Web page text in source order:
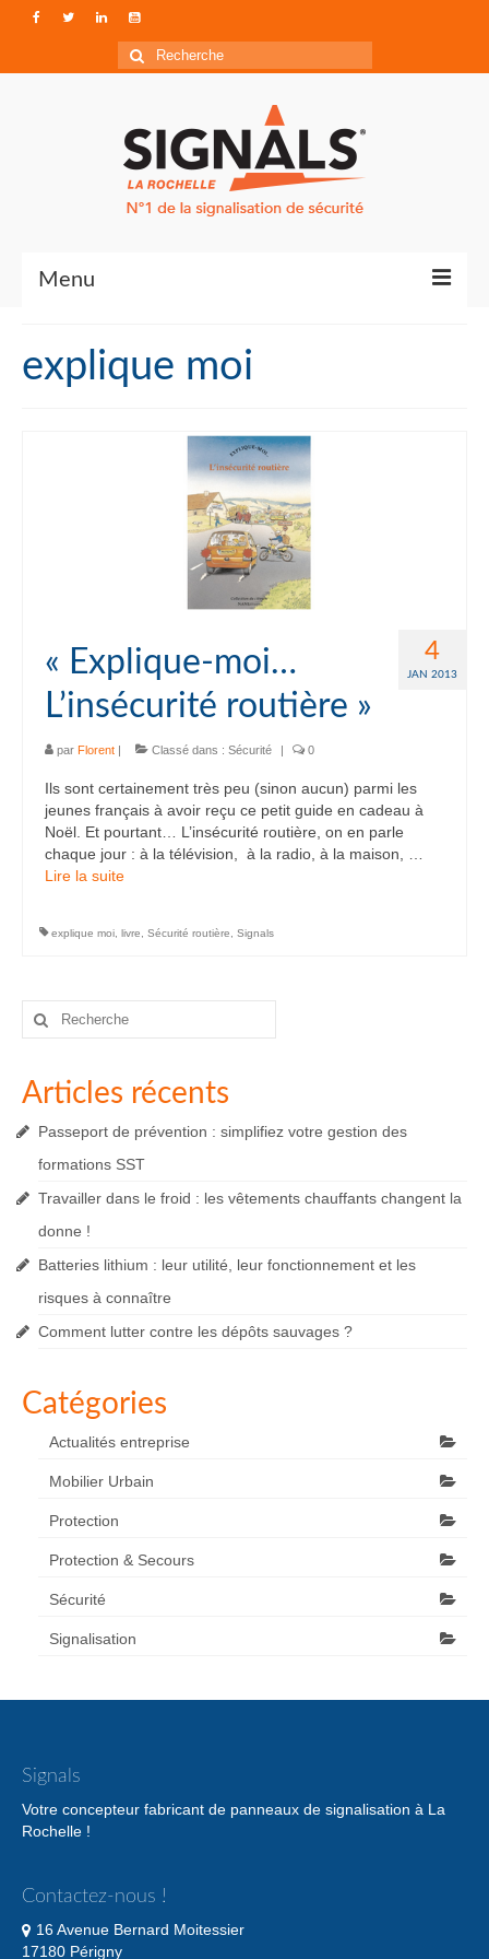
Rechercher
:
Menu
Qui sommes-nous ?
explique moi
4
JAN 2013
« Explique-moi…
L’insécurité routière »
par Florent | Classé dans : Sécurité | 0
Ils sont certainement très peu (sinon aucun) parmi les
jeunes français à avoir reçu ce petit guide en cadeau à
Noël. Et pourtant… L’insécurité routière, on en parle
chaque jour : à la télévision, à la radio, à la maison, …
Lire la suite­­
explique moi livre Sécurité routière Signals
Rechercher
Articles récents
Passeport de prévention : simplifiez votre gestion des
formations SST
Travailler dans le froid : les vêtements chauffants changent la
donne !
Batteries lithium : leur utilité, leur fonctionnement et les
risques à connaître
Comment lutter contre les dépôts sauvages ?
Catégories
Actualités entreprise
Mobilier Urbain
Protection
Protection & Secours
Sécurité
Signalisation
Signals
Votre concepteur fabricant de panneaux de signalisation à La
Rochelle !
Contactez-nous !
16 Avenue Bernard Moitessier
17180 Périgny